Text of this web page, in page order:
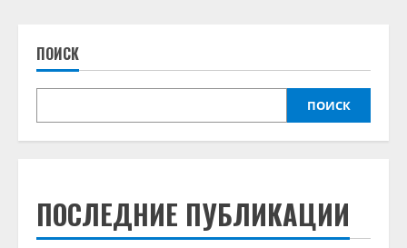
ПОИСК
ПОИСК
ПОСЛЕДНИЕ ПУБЛИКАЦИИ